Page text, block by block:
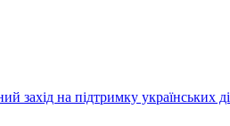
захід на підтримку українських